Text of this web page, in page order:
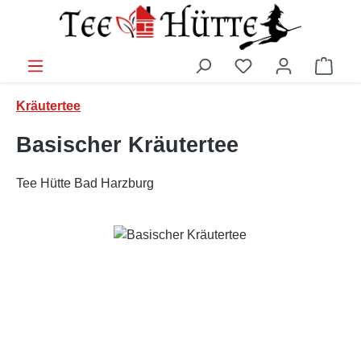
Zum Hauptinhalt springen
Kräutertee
Basischer Kräutertee
Tee Hütte Bad Harzburg
Bildergalerie überspringen